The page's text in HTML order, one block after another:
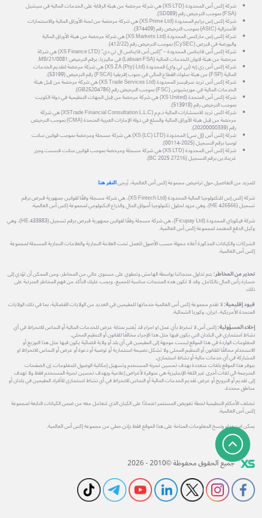
شركة إكس أس المحدودة (XS LTD) هي شركة مرخصة من هيئة الرقابة على الخدمات المالية في سيشيل
(FSA) بموجب الترخيص رقم (SD089).
شركة إكس إس برايم المحدودة (XS Prime Ltd) هي شركة مرخصة من لجنة الأوراق المالية والاستثمارات
الأسترالية (ASIC) بموجب الترخيص رقم (374409).
شركة إكس إس ماركتس المحدودة (XS Markets Ltd) هي شركة مرخصة من هيئة الأوراق المالية
والبورصة في قبرص (CySEC) بموجب الترخيص رقم (412/22).
شركة إكس أس فاينانس المحدودة – "إكس أس فاينانس ال تي دي" (XS Finance LTD) هي شركة
مرخصة من هيئة لابوان للخدمات المالية (Labuan FSA) في ماليزيا، برقم الترخيص MB/21/0081.
شركة إكس أس زي إيه (بي تي واي) المحدودة (XS ZA (Pty) Ltd) هي شركة مرخصة لتقديم الخدمات
المالية (FSP) من هيئة سلوك القطاع المالي في جنوب إفريقيا (FSCA) رقم الترخيص (53199).
شركة إكس أس تريد سرفيسز المحدودة (XS Trade Services Ltd) هي شركة مرخصة من قِبل هيئة
الخدمات المالية في موريشيوس (FSC) بموجب الترخيص رقم (GB25204786).
شركة إكس أس المتحدة (XS United) هي شركة مرخصة من قِبل الجهات التنظيمية في دولة الكويت
بموجب الترخيص رقم (513918).
شركة اكس تريد للاستشارات المالية ذ.م.م (XSTrade Financial Consultation L.L.C) هي شركة
مرخصة من قِبل هيئة الأوراق المالية والسلع في دولة الإمارات العربية المتحدة (CMA) بموجب الترخيص
رقم (20200000339).
شركة إكس أس (إل سي) المحدودة (XS (LC) LTD) هي شركة مسجلة ومرخصة بموجب قوانين سانت
لوسيا برقم التسجيل (2025-00114).
شركة إكس أس المحدودة (XS LTD) هي شركة مسجلة ومرخصة بموجب قوانين سانت فنسنت وجزر
غرينادين برقم التسجيل (27216 BC 2025).
للمزيد من التفاصيل حول تراخيص مجموعة إكس أس العالمية، يُرجىالنقر هنا.
شركة إكس إس للتكنولوجيا المالية المحدودة (XS Fintech Ltd)، هي شركة مسجلة وفقًا لقوانين جمهورية قبرص برقم
تسجيل (HE 426566)، وهي مزود لحلول تكنولوجيا أسواق المال والذراع التكنولوجي لمجموعة إكس أس العالمية.
شركة فيكوباي المحدودة (Ficupay Ltd)، هي شركة مسجلة وفقًا لقوانين جمهورية قبرص برقم تسجيل (HE 433983)، وهي
وكيل الدفع المعتمد لمجموعة إكس أس العالمية.
الشركات والكيانات المذكورة أعلاه مخولة حسب الأصول للعمل تحت العلامة التجارية والعلامات التجارية المسجلة لمجموعة
إكس أس العالمية.
تحذير من المخاطر:يتم تداول منتجاتنا بواسطة الهامش وتنطوي على مستوى عالي من المخاطر، ومن الممكن أن تؤدي إلى
خسارة رأس المال بالكامل. وقد لا تكون هذه المنتجات مناسبة للجميع، ويجب عليك التأكد من فهم المخاطر المترتبة على
ذلك.
قيود إقليمية:لا تقدم مجموعة إكس أس العالمية خدماتها للمقيمين في العديد من الولايات القضائية، بما في ذلك الولايات
المتحدة الأمريكية، ايران، وكوريا الشمالية.
إخلاء المسؤولية:إكس أس لا تنخرط بأي عمل او اجراء قد يُعتبر بمثابة عرض للخدمات المالية أو التماس للانخراط في أي
نشاط استثماري في البلدان التي يكون فيها مثل هذا الإجراء مخالفًا للقانون أو التنظيم المحلي.
المعلومات الواردة في هذا الموقع ليست موجهة إلى المقيمين في أي بلد أو ولاية قضائية يكون فيها مثل هذا التوزيع أو
الاستخدام مخالفًا للقانون أو التنظيم المحلي ولا تشكل نصيحة استثمارية أو توصية أو دعوة أو عرض أو التماس للانخراط او
المشاركة في أي خدمات مالية أو نشاط استثماري.
يتوفر هذا الموقع بلغات متعددة بهدف تحسين تجربة المستخدم وتسهيل إمكانية الوصول للمعلومات. إن الصفحات
المترجمة الي لغات أخرى غير اللغة الإنجليزية هي متوفرة لأغراض إعلامية وبهدف تحسين تجربة المستخدم فقط ولا تهدف
إلى تقديم أو الترويج أو عرض تقديم الخدمات المالية أو التماس للانخراط في أي نشاط استثماري للأفراد المقيمين في بلدان أو
مناطق محددة.
تختلف الأحكام التنظيمية لخطة تعويض المستثمر اعتمادًا على الكيان الذي تتعامل معه من ضمن الكيانات التابعة لمجموعة
إكس أس العالمية.
يمكن استخدام ونسخ المعلومات المتاحة على هذا الموقع فقط بإذن خطي من مجموعة إكس أس العالمية.
جميع الحقوق محفوظة ©2010 - 2026